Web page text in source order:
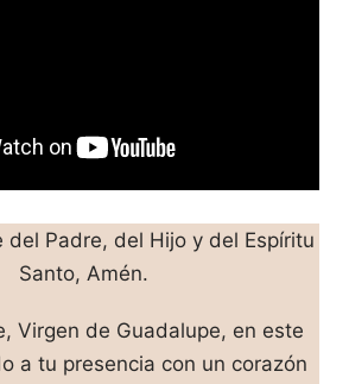
del Padre, del Hijo y del Espíritu
Santo, Amén.
Virgen de Guadalupe, en este
a tu presencia con un corazón